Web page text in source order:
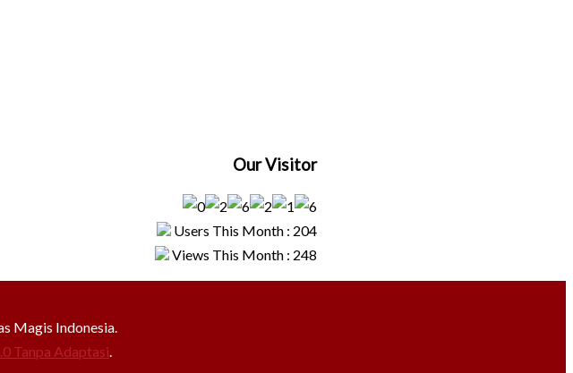
Our Visitor
Users This Month : 204
Views This Month : 248
Magis Indonesia.
Tanpa Adaptasi